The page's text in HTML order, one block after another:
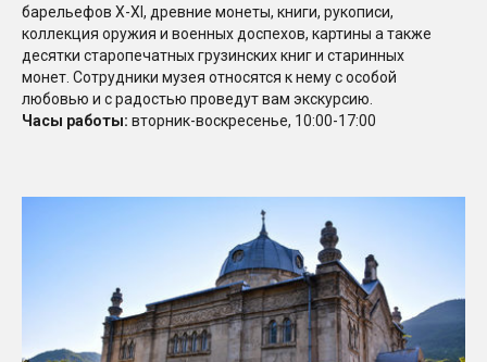
барельефов X-XI, древние монеты, книги, рукописи,
коллекция оружия и военных доспехов, картины а также
десятки старопечатных грузинских книг и старинных
монет. Сотрудники музея относятся к нему с особой
любовью и с радостью проведут вам экскурсию.
Часы работы: вторник-воскресенье, 10:00-17:00